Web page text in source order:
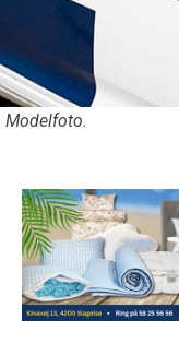
Modelfoto.